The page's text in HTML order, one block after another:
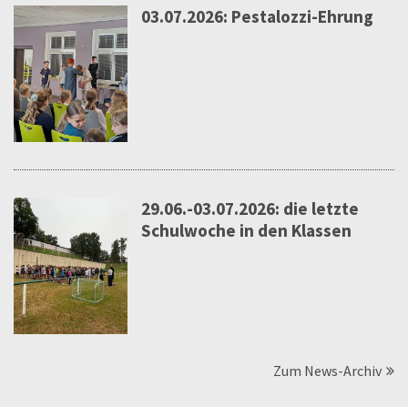
03.07.2026: Pestalozzi-Ehrung
29.06.-03.07.2026: die letzte
Schulwoche in den Klassen
Zum News-Archiv